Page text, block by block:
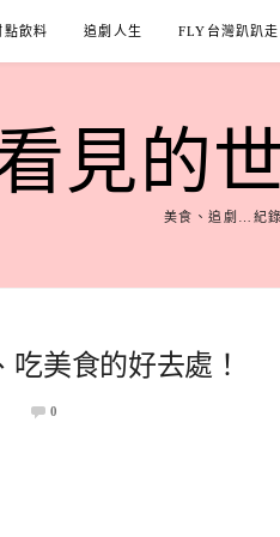
點飲料 追劇人生 FLY台灣趴趴走
見的世
美食、追劇…紀
美食的好去處！
0